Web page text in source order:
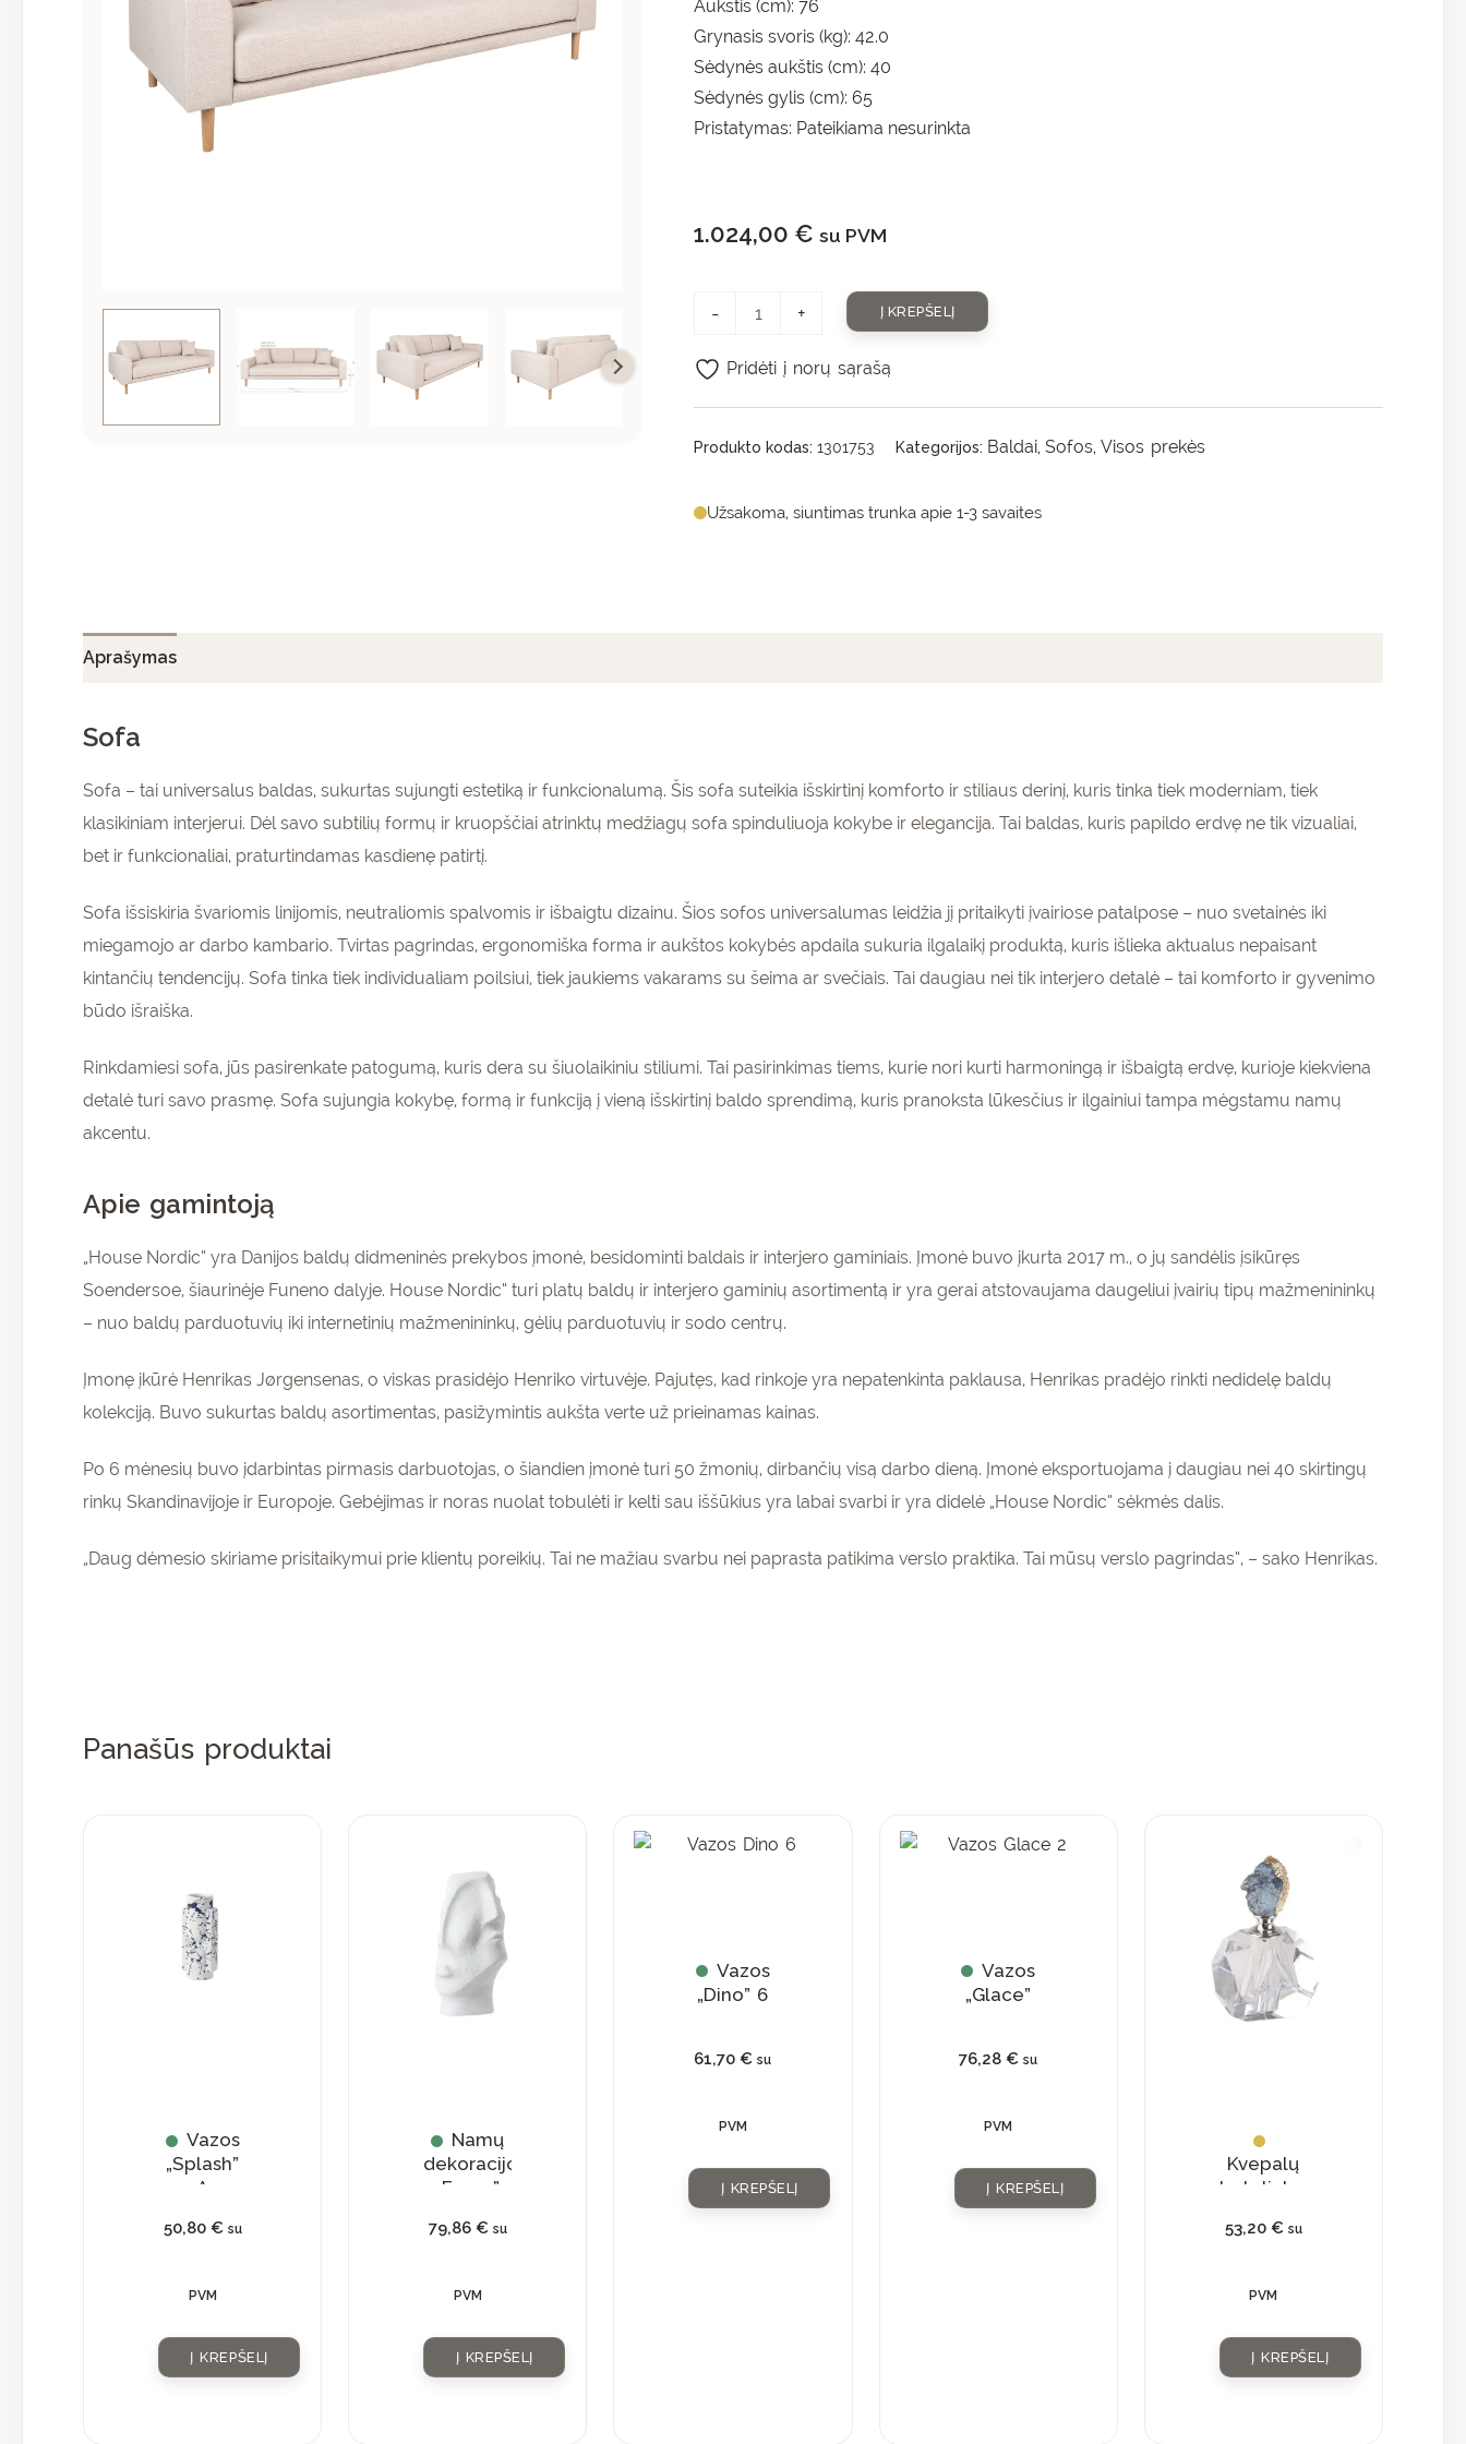
Aukštis (cm): 76
Grynasis svoris (kg): 42.0
Sėdynės aukštis (cm): 40
Sėdynės gylis (cm): 65
Pristatymas: Pateikiama nesurinkta
1.024,00 € su PVM
- + Į KREPŠELĮ
Produkto kodas:1301753 Kategorijos: Baldai,Sofos,Visos prekės
Užsakoma, siuntimas trunka apie 1-3 savaites
Pridėti į norų sąrašą
Aprašymas
Sofa
Sofa – tai universalus baldas, sukurtas sujungti estetiką ir funkcionalumą. Šis sofa suteikia išskirtinį komforto ir stiliaus derinį, kuris tinka tiek moderniam, tiek
klasikiniam interjerui. Dėl savo subtilių formų ir kruopščiai atrinktų medžiagų sofa spinduliuoja kokybe ir elegancija. Tai baldas, kuris papildo erdvę ne tik vizualiai,
bet ir funkcionaliai, praturtindamas kasdienę patirtį.
Sofa išsiskiria švariomis linijomis, neutraliomis spalvomis ir išbaigtu dizainu. Šios sofos universalumas leidžia jį pritaikyti įvairiose patalpose – nuo svetainės iki
miegamojo ar darbo kambario. Tvirtas pagrindas, ergonomiška forma ir aukštos kokybės apdaila sukuria ilgalaikį produktą, kuris išlieka aktualus nepaisant
kintančių tendencijų. Sofa tinka tiek individualiam poilsiui, tiek jaukiems vakarams su šeima ar svečiais. Tai daugiau nei tik interjero detalė – tai komforto ir gyvenimo
būdo išraiška.
Rinkdamiesi sofa, jūs pasirenkate patogumą, kuris dera su šiuolaikiniu stiliumi. Tai pasirinkimas tiems, kurie nori kurti harmoningą ir išbaigtą erdvę, kurioje kiekviena
detalė turi savo prasmę. Sofa sujungia kokybę, formą ir funkciją į vieną išskirtinį baldo sprendimą, kuris pranoksta lūkesčius ir ilgainiui tampa mėgstamu namų
akcentu.
Apie gamintoją
„House Nordic“ yra Danijos baldų didmeninės prekybos įmonė, besidominti baldais ir interjero gaminiais. Įmonė buvo įkurta 2017 m., o jų sandėlis įsikūręs
Soendersoe, šiaurinėje Funeno dalyje. House Nordic“ turi platų baldų ir interjero gaminių asortimentą ir yra gerai atstovaujama daugeliui įvairių tipų mažmenininkų
– nuo baldų parduotuvių iki internetinių mažmenininkų, gėlių parduotuvių ir sodo centrų.
Įmonę įkūrė Henrikas Jørgensenas, o viskas prasidėjo Henriko virtuvėje. Pajutęs, kad rinkoje yra nepatenkinta paklausa, Henrikas pradėjo rinkti nedidelę baldų
kolekciją. Buvo sukurtas baldų asortimentas, pasižymintis aukšta verte už prieinamas kainas.
Po 6 mėnesių buvo įdarbintas pirmasis darbuotojas, o šiandien įmonė turi 50 žmonių, dirbančių visą darbo dieną. Įmonė eksportuojama į daugiau nei 40 skirtingų
rinkų Skandinavijoje ir Europoje. Gebėjimas ir noras nuolat tobulėti ir kelti sau iššūkius yra labai svarbi ir yra didelė „House Nordic“ sėkmės dalis.
„Daug dėmesio skiriame prisitaikymui prie klientų poreikių. Tai ne mažiau svarbu nei paprasta patikima verslo praktika. Tai mūsų verslo pagrindas“, – sako Henrikas.
Panašūs produktai
Vazos
„Splash”
A
50,80 € su
PVM
Į KREPŠELĮ
Namų
dekoracijos
„Faces”
79,86 € su
PVM
Į KREPŠELĮ
Vazos
„Dino” 6
61,70€ su
PVM
Į KREPŠELĮ
Vazos
„Glace”
76,28€ su
PVM
Į KREPŠELĮ
Kvepalų
buteliukas
natūraliu
53,20 € su
PVM
Į KREPŠELĮ